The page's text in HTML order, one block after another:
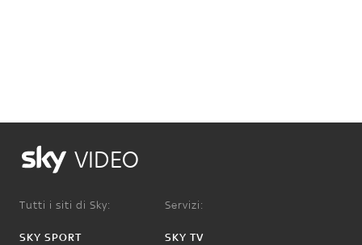
VIDEO
Tutti i siti di Sky:
SKY SPORT
Servizi:
SKY TV